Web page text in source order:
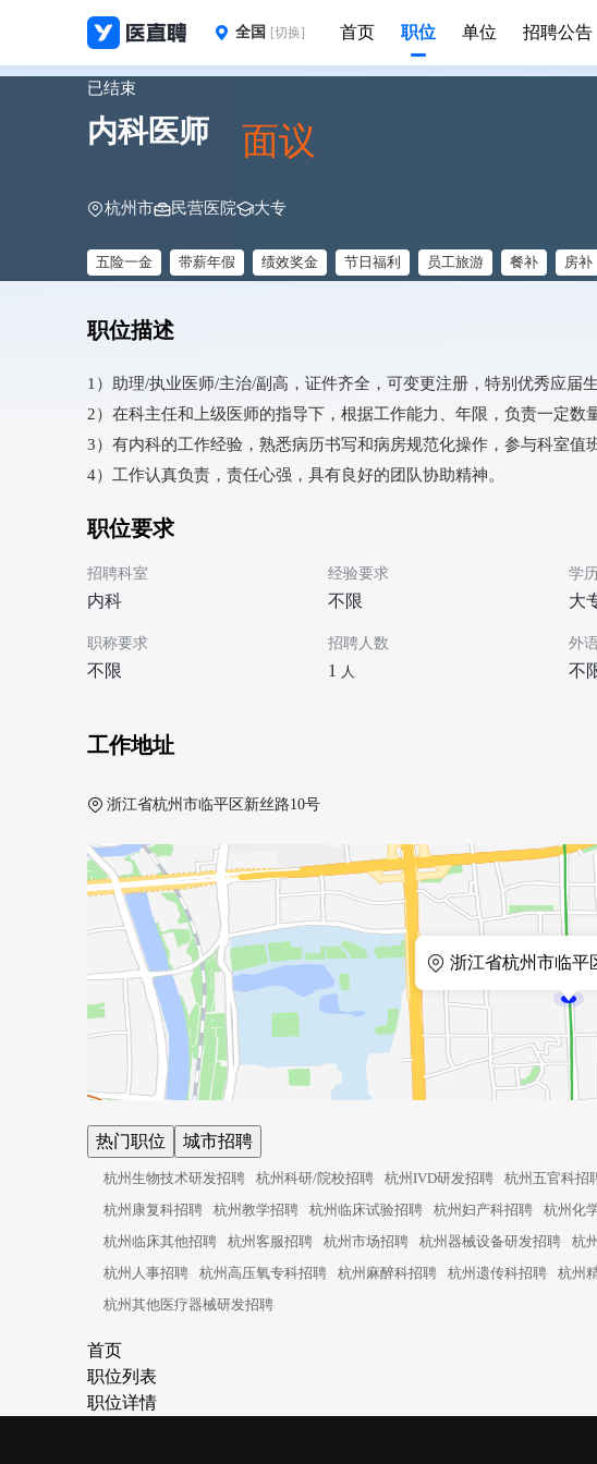
全国 [切换] 首页 职位 单位 招聘公告
已结束
内科医师 面议
杭州市 民营医院 大专
五险一金 带薪年假 绩效奖金 节日福利 员工旅游 餐补 房补
职位描述
1）助理/执业医师/主治/副高，证件齐全，可变更注册，特别优秀应届
2）在科主任和上级医师的指导下，根据工作能力、年限，负责一定数
3）有内科的工作经验，熟悉病历书写和病房规范化操作，参与科室值
4）工作认真负责，责任心强，具有良好的团队协助精神。
职位要求
招聘科室
内科
经验要求
不限
学
大
职称要求
不限
招聘人数
1 人
外
不
工作地址
浙江省杭州市临平区新丝路10号
浙江省杭州市临平
热门职位 城市招聘
杭州生物技术研发招聘 杭州科研/院校招聘 杭州IVD研发招聘 杭州五官科招
杭州康复科招聘
杭州教学招聘 杭州临床试验招聘 杭州妇产科招聘 杭州化
杭州临床其他招聘
杭州客服招聘 杭州市场招聘 杭州器械设备研发招聘 杭
杭州人事招聘
杭州高压氧专科招聘 杭州麻醉科招聘 杭州遗传科招聘 杭州
杭州其他医疗器械研发招聘
首页
职位列表
职位详情